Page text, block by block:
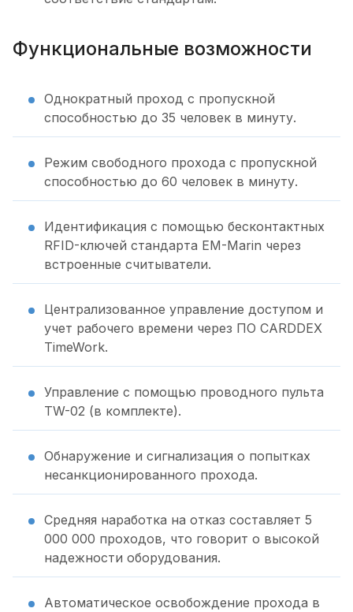
Функциональные возможности
Однократный проход с пропускной
способностью до 35 человек в минуту.
Режим свободного прохода с пропускной
способностью до 60 человек в минуту.
Идентификация с помощью бесконтактных
RFID-ключей стандарта EM-Marin через
встроенные считыватели.
Централизованное управление доступом и
учет рабочего времени через ПО CARDDEX
TimeWork.
Управление с помощью проводного пульта
TW-02 (в комплекте).
Обнаружение и сигнализация о попытках
несанкционированного прохода.
Средняя наработка на отказ составляет 5
000 000 проходов, что говорит о высокой
надежности оборудования.
Автоматическое освобождение прохода в